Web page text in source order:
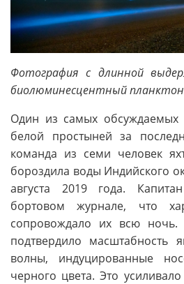
Фотография с длинной
биолюминесцентный планктон
Один из самых обсуждаемых
белой простыней за
команда из семи человек
бороздила воды Индийского
августа 2019 года.
бортовом журнале, что
сопровождало их всю ночь.
подтвердило масштабность
волны, индуцированные
черного цвета. Это